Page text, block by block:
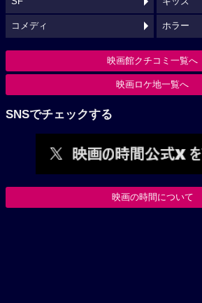
コメディ ホラー
映画館クチコミ一覧へ
映画ロケ地一覧へ
SNSでチェックする
映画の時間について